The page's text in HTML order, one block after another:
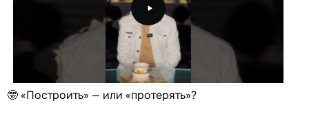
🤓 «Построить» — или «протерять»?